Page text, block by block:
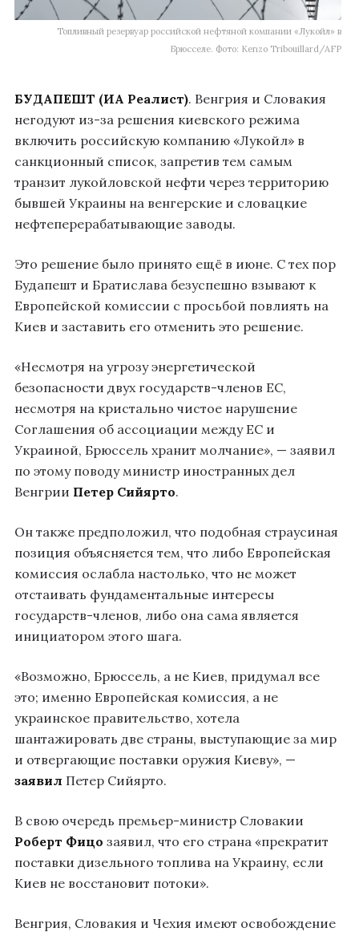
Топливный резервуар российской нефтяной компании «Лукойл» в
Брюсселе. Фото: Kenzo Tribouillard/AFP
БУДАПЕШТ (ИА Реалист). Венгрия и Словакия
негодуют из-за решения киевского режима
включить российскую компанию «Лукойл» в
санкционный список, запретив тем самым
транзит лукойловской нефти через территорию
бывшей Украины на венгерские и словацкие
нефтеперерабатывающие заводы.
Это решение было принято ещё в июне. С тех пор
Будапешт и Братислава безуспешно взывают к
Европейской комиссии с просьбой повлиять на
Киев и заставить его отменить это решение.
«Несмотря на угрозу энергетической
безопасности двух государств-членов ЕС,
несмотря на кристально чистое нарушение
Соглашения об ассоциации между ЕС и
Украиной, Брюссель хранит молчание», — заявил
по этому поводу министр иностранных дел
Венгрии Петер Сийярто.
Он также предположил, что подобная страусиная
позиция объясняется тем, что либо Европейская
комиссия ослабла настолько, что не может
отстаивать фундаментальные интересы
государств-членов, либо она сама является
инициатором этого шага.
«Возможно, Брюссель, а не Киев, придумал все
это; именно Европейская комиссия, а не
украинское правительство, хотела
шантажировать две страны, выступающие за мир
и отвергающие поставки оружия Киеву», —
заявил Петер Сийярто.
В свою очередь премьер-министр Словакии
Роберт Фицо заявил, что его страна «прекратит
поставки дизельного топлива на Украину, если
Киев не восстановит потоки».
Венгрия, Словакия и Чехия имеют освобождение